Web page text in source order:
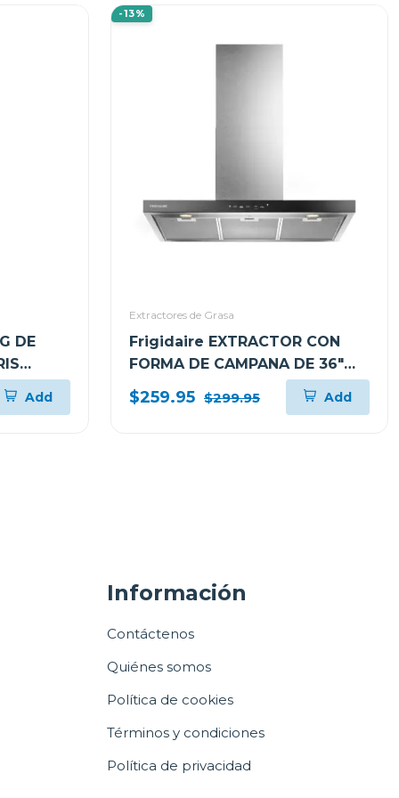
DE
Add
-13%
Extractores de Grasa
Frigidaire EXTRACTOR CON
FORMA DE CAMPANA DE 36"
PARA PARED L904EXI
$259.95 $299.95 Add
Información
Contáctenos
Quiénes somos
Política de cookies
Términos y condiciones
Política de privacidad